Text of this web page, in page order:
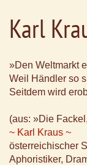
Karl
»Den Weltmarkt
Weil Händler so
Seitdem wird
(aus: »Die
~ Karl Kraus ~
österreichischer
Aphoristiker,